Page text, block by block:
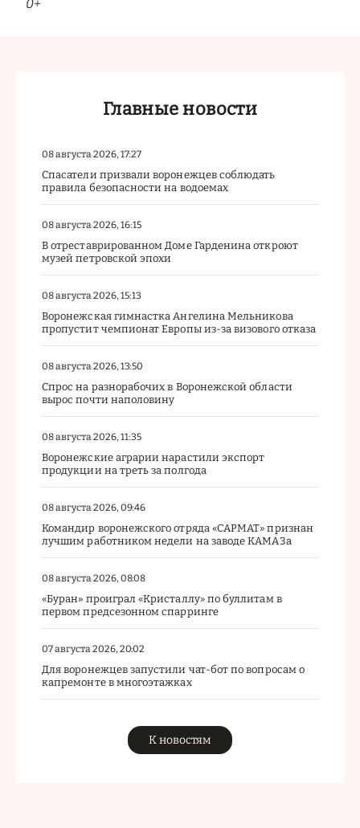
0+
Главные новости
08 августа 2026, 17:27
Спасатели призвали воронежцев соблюдать
правила безопасности на водоемах
08 августа 2026, 16:15
В отреставрированном Доме Гарденина откроют
музей петровской эпохи
08 августа 2026, 15:13
Воронежская гимнастка Ангелина Мельникова
пропустит чемпионат Европы из-за визового отказа
08 августа 2026, 13:50
Спрос на разнорабочих в Воронежской области
вырос почти наполовину
08 августа 2026, 11:35
Воронежские аграрии нарастили экспорт
продукции на треть за полгода
08 августа 2026, 09:46
Командир воронежского отряда «САРМАТ» признан
лучшим работником недели на заводе КАМАЗа
08 августа 2026, 08:08
«Буран» проиграл «Кристаллу» по буллитам в
первом предсезонном спарринге
07 августа 2026, 20:02
Для воронежцев запустили чат-бот по вопросам о
капремонте в многоэтажках
К новостям